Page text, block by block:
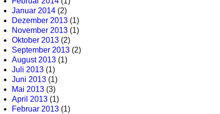
Januar 2014 (2)
Dezember 2013 (1)
November 2013 (1)
Oktober 2013 (2)
September 2013 (2)
August 2013 (1)
Juli 2013 (1)
Juni 2013 (1)
Mai 2013 (3)
April 2013 (1)
Februar 2013 (1)